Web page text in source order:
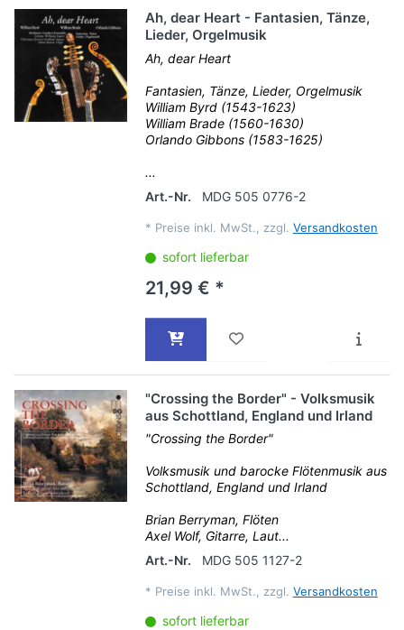
Ah, dear Heart - Fantasien, Tänze,
Lieder, Orgelmusik
Ah, dear Heart
Fantasien, Tänze, Lieder, Orgelmusik
William Byrd (1543-1623)
William Brade (1560-1630)
Orlando Gibbons (1583-1625)
...
Art.-Nr.
MDG 505 0776-2
* Preise inkl. MwSt., zzgl. Versandkosten
sofort lieferbar
21,99 € *
"Crossing the Border" - Volksmusik
aus Schottland, England und Irland
"Crossing the Border"
Volksmusik und barocke Flötenmusik aus
Schottland, England und Irland
Brian Berryman, Flöten
Axel Wolf, Gitarre, Laut...
Art.-Nr.
MDG 505 1127-2
* Preise inkl. MwSt., zzgl. Versandkosten
sofort lieferbar